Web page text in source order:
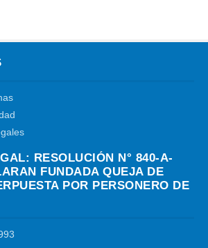
RESOLUCIÓN N° 840-A-
FUNDADA QUEJA DE
POR PERSONERO DE